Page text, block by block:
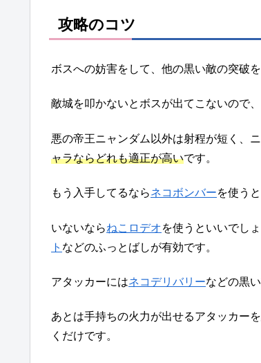
攻略のコツ
ボスへの妨害をして、他の黒い敵の突破
敵城を叩かないとボスが出てこないので
悪の帝王ニャンダム以外は射程が短く、
ャラならどれも適正が高いです。
もう入手してるならネコボンバーを使う
いないならねこロデオを使うといいでし
ト などのふっとばしが有効です。
アタッカーにはネコデリバリーなどの黒
あとは手持ちの火力が出せるアタッカー
くだけです。